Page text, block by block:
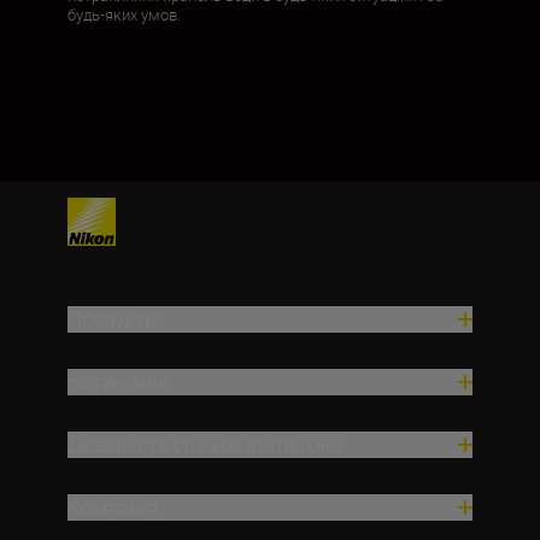
будь-яких умов.